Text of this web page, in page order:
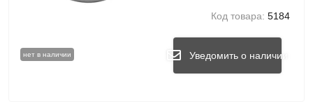
нет в наличии
Код товара: 5184
Уведомить о наличии